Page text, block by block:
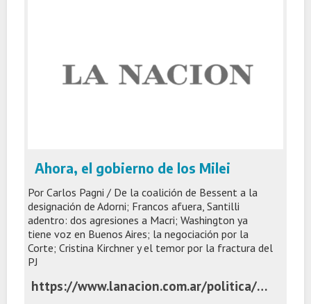
Ahora, el gobierno de los Milei
Por Carlos Pagni / De la coalición de Bessent a la
designación de Adorni; Francos afuera, Santilli
adentro: dos agresiones a Macri; Washington ya
tiene voz en Buenos Aires; la negociación por la
Corte; Cristina Kirchner y el temor por la fractura del
PJ
https://www.lanacion.com.ar/politica/ahora-el-gobierno-de-los-milei-nid04112025/